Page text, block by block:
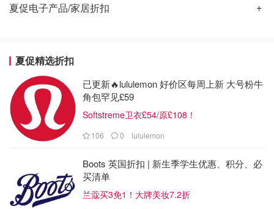
夏促电子产品/家居折扣
夏促精选折扣
已更新🔥lululemon 好价区每周上新 大号粉牛
角包罕见£59
Softstreme卫衣£54/原£108！
106 0 lululemon
Boots 英国折扣 | 新生季学生优惠、积分、必
买清单
兰蔻买3免1！大牌美妆7.2折